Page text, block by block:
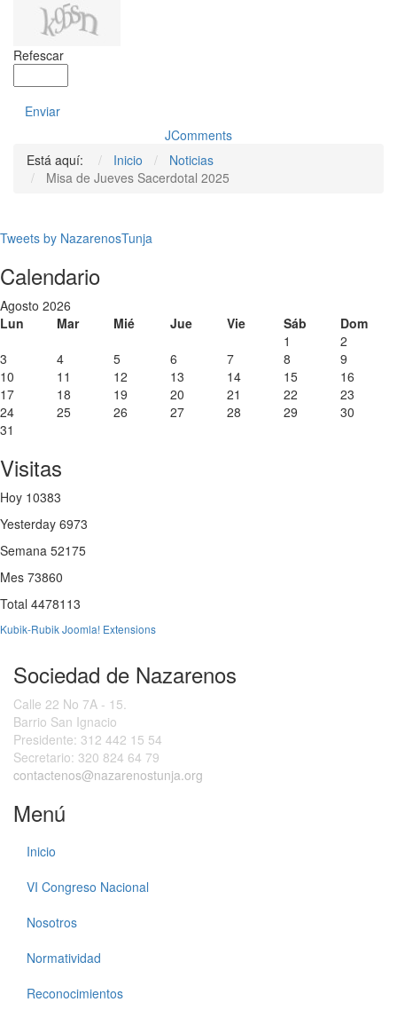
Refescar
Enviar
JComments
Está aquí:
Inicio
Noticias
Misa de Jueves Sacerdotal 2025
Tweets by NazarenosTunja
Calendario
Year
Month
Year
Month
Agosto 2026
Lun
Mar Mié Jue Vie Sáb
Dom
1
2
3
4 5 6 7 8
9
10
11 12 13 14 15
16
17
18 19 20 21 22
23
24
25 26 27 28 29
30
31
Visitas
Hoy 10383
Yesterday 6973
Semana 52175
Mes 73860
Total 4478113
Kubik-Rubik Joomla! Extensions
Sociedad de Nazarenos
Calle 22 No 7A - 15.
Barrio San Ignacio
Presidente: 312 442 15 54
Secretario: 320 824 64 79
contactenos@nazarenostunja.org
Menú
Inicio
VI Congreso Nacional
Nosotros
Normatividad
Reconocimientos